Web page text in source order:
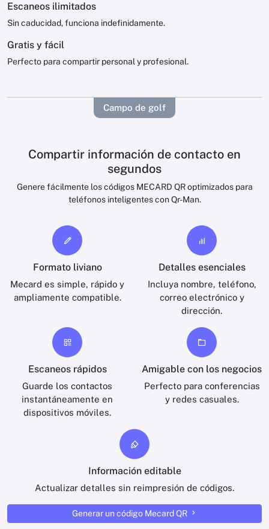
Escaneos ilimitados
Sin caducidad, funciona indefinidamente.
Gratis y fácil
Perfecto para compartir personal y profesional.
Campo de golf
Compartir información de contacto en
segundos
Genere fácilmente los códigos MECARD QR optimizados para
teléfonos inteligentes con Qr-Man.
Formato liviano
Mecard es simple, rápido y
ampliamente compatible.
Detalles esenciales
Incluya nombre, teléfono,
correo electrónico y
dirección.
Escaneos rápidos
Guarde los contactos
instantáneamente en
dispositivos móviles.
Amigable con los negocios
Perfecto para conferencias
y redes casuales.
Información editable
Actualizar detalles sin reimpresión de códigos.
Generar un código Mecard QR